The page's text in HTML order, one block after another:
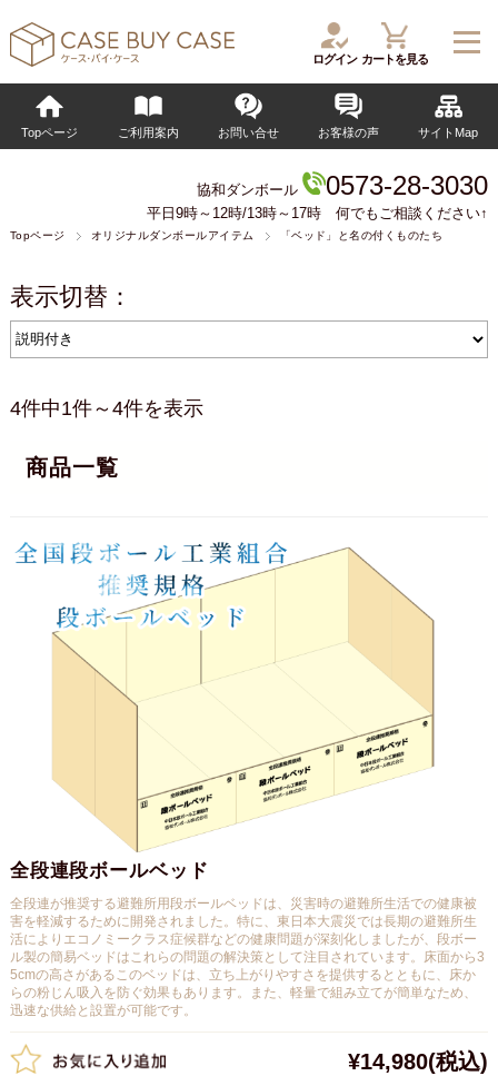
ログイン カートを見る
Topページ ご利用案内 お問い合せ お客様の声 サイトMap
協和ダンボール 0573-28-3030
平日9時～12時/13時～17時 何でもご相談ください↑
Topページ オリジナルダンボールアイテム 「ベッド」と名の付くものたち
表示切替：
4件中1件～4件を表示
商品一覧
全段連段ボールベッド
¥14,980(税込)
全段連が推奨する避難所用段ボールベッドは、災害時の避難所生活での健康被
害を軽減するために開発されました。特に、東日本大震災では長期の避難所生
活によりエコノミークラス症候群などの健康問題が深刻化しましたが、段ボー
ル製の簡易ベッドはこれらの問題の解決策として注目されています。床面から3
5cmの高さがあるこのベッドは、立ち上がりやすさを提供するとともに、床か
らの粉じん吸入を防ぐ効果もあります。また、軽量で組み立てが簡単なため、
迅速な供給と設置が可能です。